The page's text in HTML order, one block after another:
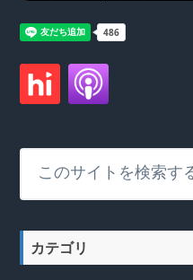
サ
ト
を
カテゴリ